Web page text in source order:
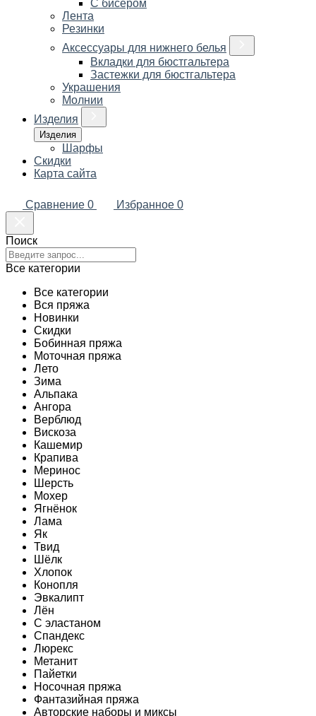
С бисером
Лента
Резинки
Аксессуары для нижнего белья
Вкладки для бюстгальтера
Застежки для бюстгальтера
Украшения
Молнии
Изделия
Изделия
Шарфы
Скидки
Карта сайта
Сравнение 0 Избранное 0
Поиск
Все категории
Все категории
Вся пряжа
Новинки
Скидки
Бобинная пряжа
Моточная пряжа
Лето
Зима
Альпака
Ангора
Верблюд
Вискоза
Кашемир
Крапива
Меринос
Шерсть
Мохер
Ягнёнок
Лама
Як
Твид
Шёлк
Хлопок
Конопля
Эвкалипт
Лён
C эластаном
Спандекс
Люрекс
Метанит
Пайетки
Носочная пряжа
Фантазийная пряжа
Авторские наборы и миксы